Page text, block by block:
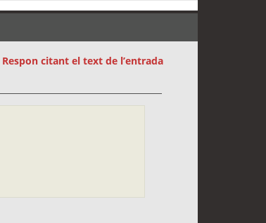
Respon citant el text de l’entrada